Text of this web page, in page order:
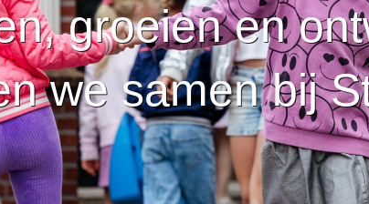
groeien en
we samen bij